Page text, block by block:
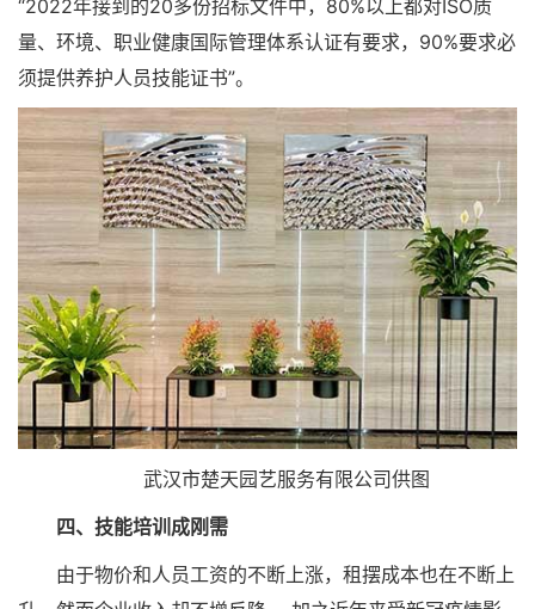
“2022年接到的20多份招标文件中，80%以上都对ISO质
量、环境、职业健康国际管理体系认证有要求，90%要求必
须提供养护人员技能证书”。
武汉市楚天园艺服务有限公司供图
四、技能培训成刚需
由于物价和人员工资的不断上涨，租摆成本也在不断上